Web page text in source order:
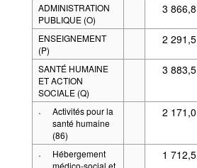
ADMINISTRATION
PUBLIQUE (O)
3 866,8
ENSEIGNEMENT
(P)
2 291,5
SANTÉ HUMAINE
ET ACTION
SOCIALE (Q)
3 883,5
·
Activités pour la
santé humaine
(86)
2 171,0
·
Hébergement
médico-social et
1 712,5